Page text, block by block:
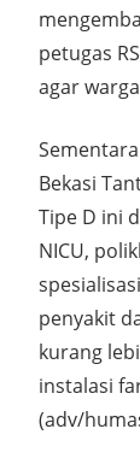
petugas
agar
Bekasi
Tipe D ini
NICU,
penyakit
kurang
instalasi
(adv/